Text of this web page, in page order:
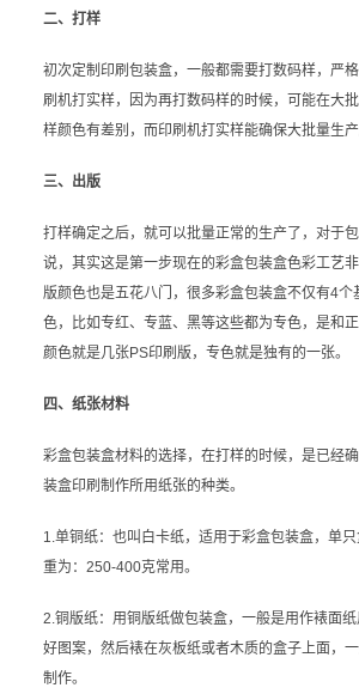
二、打样
初次定制印刷包装盒，一般都需要打数码样，严
刷机打实样，因为再打数码样的时候，可能在大
样颜色有差别，而印刷机打实样能确保大批量生产
三、出版
打样确定之后，就可以批量正常的生产了，对于
说，其实这是第一步现在的彩盒包装盒色彩工艺
版颜色也是五花八门，很多彩盒包装盒不仅有4个
色，比如专红、专蓝、黑等这些都为专色，是和
颜色就是几张PS印刷版，专色就是独有的一张。
四、纸张材料
彩盒包装盒材料的选择，在打样的时候，是已经
装盒印刷制作所用纸张的种类。
1.单铜纸：也叫白卡纸，适用于彩盒包装盒，单
重为：250-400克常用。
2.铜版纸：用铜版纸做包装盒，一般是用作裱面
好图案，然后裱在灰板纸或者木质的盒子上面，
制作。